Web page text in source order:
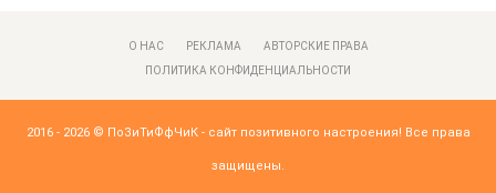
О НАС РЕКЛАМА
АВТОРСКИЕ ПРАВА
ПОЛИТИКА КОНФИДЕНЦИАЛЬНОСТИ
2016 - 2026 © ПоЗиТиФфЧиК - сайт позитивного настроения! Все права
защищены.